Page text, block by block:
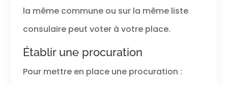
la même commune ou sur la même liste
consulaire peut voter à votre place.
Établir une procuration
Pour mettre en place une procuration :